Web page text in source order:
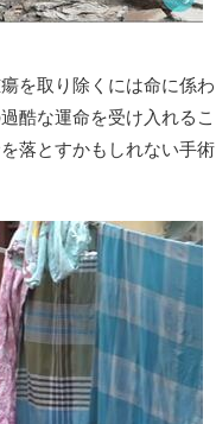
を取り除くには命に係わ
酷な運命を受け入れるこ
落とすかもしれない手術